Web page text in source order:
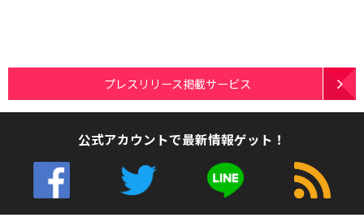
プレスリリース掲載サービス
公式アカウントで最新情報ゲット！